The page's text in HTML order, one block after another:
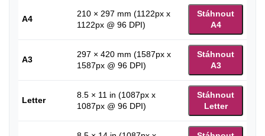
A4
210 × 297 mm (1122px x
1122px @ 96 DPI)
Stáhnout
A4
A3
297 × 420 mm (1587px x
1587px @ 96 DPI)
Stáhnout
A3
Letter
8.5 × 11 in (1087px x
1087px @ 96 DPI)
Stáhnout
Letter